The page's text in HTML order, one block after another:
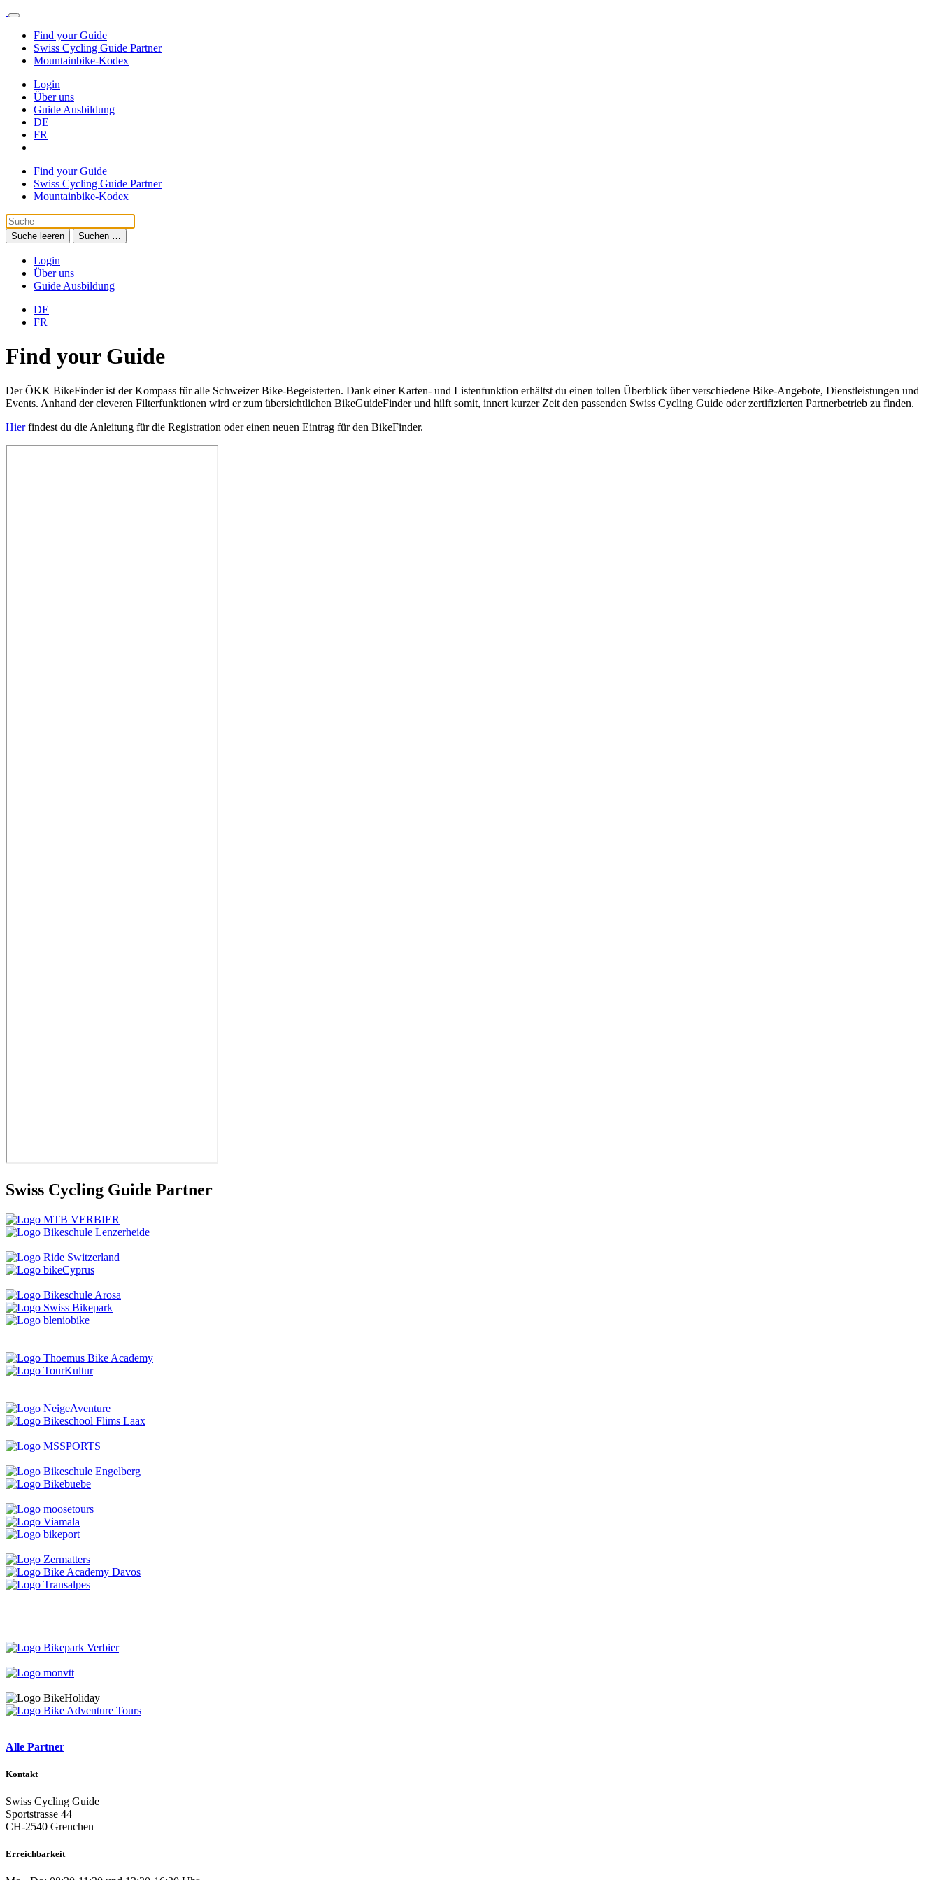
Find your Guide
Swiss Cycling Guide Partner
Mountainbike-Kodex
Login
Über uns
Guide Ausbildung
DE
FR
Find your Guide
Swiss Cycling Guide Partner
Mountainbike-Kodex
Suche leeren Suchen …
Login
Über uns
Guide Ausbildung
DE
FR
Find your Guide
Der ÖKK BikeFinder ist der Kompass für alle Schweizer Bike-Begeisterten. Dank einer Karten- und Listenfunktion erhältst du einen tollen Überblick über verschiedene Bike-Angebote, Dienstleistungen und
Events. Anhand der cleveren Filterfunktionen wird er zum übersichtlichen BikeGuideFinder und hilft somit, innert kurzer Zeit den passenden Swiss Cycling Guide oder zertifizierten Partnerbetrieb zu finden.
Hierfindest du die Anleitung für die Registration oder einen neuen Eintrag für den BikeFinder.
Swiss Cycling Guide Partner
Alle Partner
Kontakt
Swiss Cycling Guide
Sportstrasse 44
CH-2540 Grenchen
Erreichbarkeit